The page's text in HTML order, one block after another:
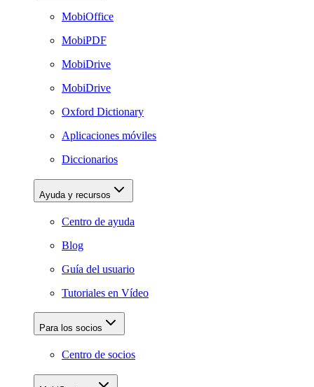
MobiOffice
MobiPDF
MobiDrive
MobiDrive
Oxford Dictionary
Aplicaciones móviles
Diccionarios
Ayuda y recursos
Centro de ayuda
Blog
Guía del usuario
Tutoriales en Vídeo
Para los socios
Centro de socios